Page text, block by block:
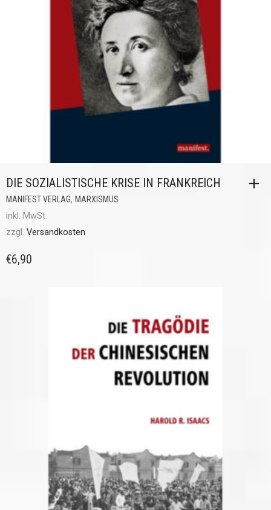
DIE SOZIALISTISCHE KRISE IN FRANKREICH
MANIFEST VERLAG, MARXISMUS
inkl. MwSt.
zzgl. Versandkosten
€6,90